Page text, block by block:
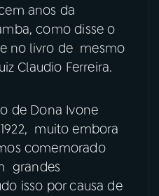
X
anos da
como disse o
no livro de mesmo
Claudio Ferreira.
de Dona Ivone
muito embora
comemorado
grandes
isso por causa de